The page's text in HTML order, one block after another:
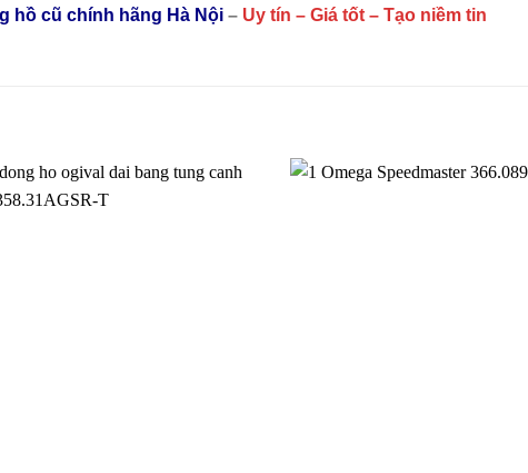
hồ cũ chính hãng Hà Nội – Uy tín – Giá tốt – Tạo niềm tin